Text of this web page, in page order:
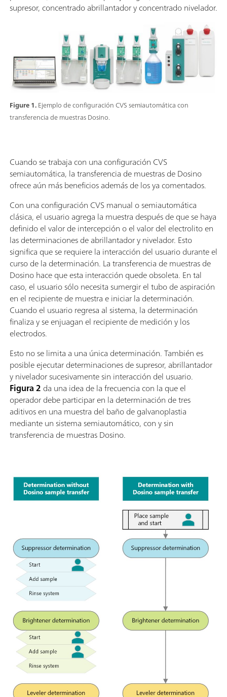
Figure 1.Ejemplo de configuración CVS semiautomática con
transferencia de muestras Dosino.
supresor, concentrado abrillantador y concentrado nivelador.
Cuando se trabaja con una configuración CVS
semiautomática, la transferencia de muestras de Dosino
ofrece aún más beneficios además de los ya comentados.
Con una configuración CVS manual o semiautomática
clásica, el usuario agrega la muestra después de que se haya
definido el valor de intercepción o el valor del electrolito en
las determinaciones de abrillantador y nivelador. Esto
significa que se requiere la interacción del usuario durante el
curso de la determinación. La transferencia de muestras de
Dosino hace que esta interacción quede obsoleta. En tal
caso, el usuario sólo necesita sumergir el tubo de aspiración
en el recipiente de muestra e iniciar la determinación.
Cuando el usuario regresa al sistema, la determinación
finaliza y se enjuagan el recipiente de medición y los
electrodos.
Esto no se limita a una única determinación. También es
posible ejecutar determinaciones de supresor, abrillantador
y nivelador sucesivamente sin interacción del usuario.
Figura 2 da una idea de la frecuencia con la que el
operador debe participar en la determinación de tres
aditivos en una muestra del baño de galvanoplastia
mediante un sistema semiautomático, con y sin
transferencia de muestras Dosino.